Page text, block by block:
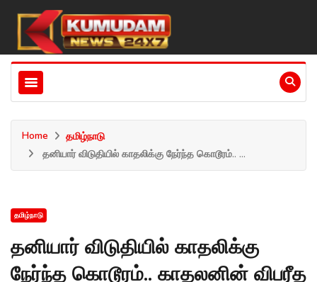
Home
தமிழ்நாடு
தனியார் விடுதியில் காதலிக்கு நேர்ந்த கொடூரம்.. ...
தமிழ்நாடு
தனியார் விடுதியில் காதலிக்கு
நேர்ந்த கொடூரம்.. காதலனின் விபரீத